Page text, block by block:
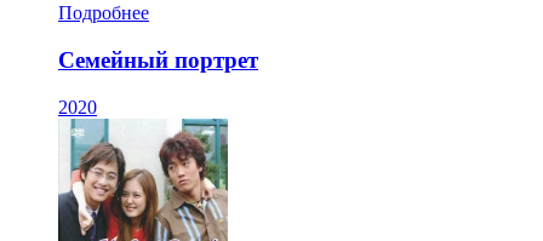
Подробнее
Семейный портрет
2020